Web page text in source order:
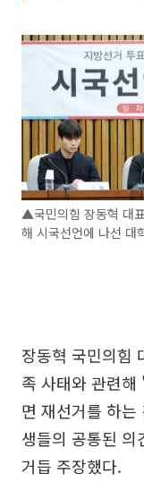
▲국민의힘 장동혁 대
해 시국선언에 나선 대
장동혁 국민의힘
족 사태와 관련
면 재선거를 하는
생들의 공통된
거듭 주장했다.